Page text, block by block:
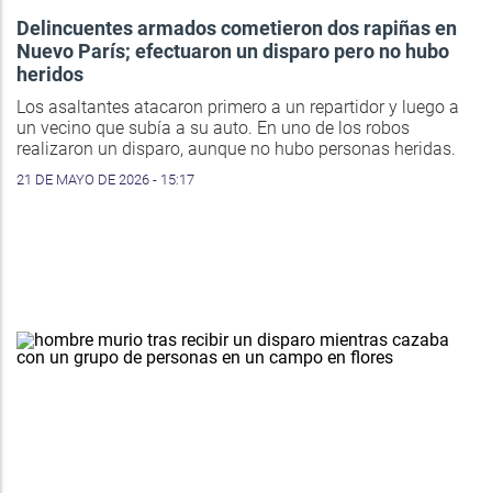
Delincuentes armados cometieron dos rapiñas en
Nuevo París; efectuaron un disparo pero no hubo
heridos
Los asaltantes atacaron primero a un repartidor y luego a
un vecino que subía a su auto. En uno de los robos
realizaron un disparo, aunque no hubo personas heridas.
21 DE MAYO DE 2026 - 15:17